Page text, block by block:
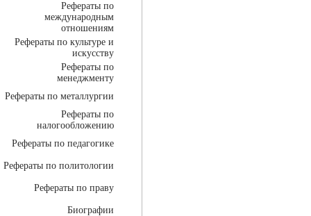
Рефераты по
международным
отношениям
Рефераты по культуре и
искусству
Рефераты по
менеджменту
Рефераты по металлургии
Рефераты по
налогообложению
Рефераты по педагогике
Рефераты по политологии
Рефераты по праву
Биографии